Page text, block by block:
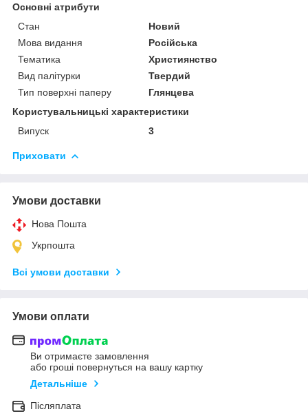
Основні атрибути
Стан
Новий
Мова видання
Російська
Тематика
Християнство
Вид палітурки
Твердий
Тип поверхні паперу
Глянцева
Користувальницькі характеристики
Випуск
3
Приховати
Умови доставки
Нова Пошта
Укрпошта
Всі умови доставки
Умови оплати
Ви отримаєте замовлення
або гроші повернуться на вашу картку
Детальніше
Післяплата